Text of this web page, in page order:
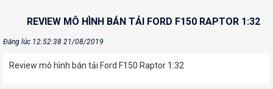
REVIEW MÔ HÌNH BÁN TẢI FORD F150 RAPTOR 1:32
Đăng lúc 12:52:38 21/08/2019
Review mô hình bán tải Ford F150 Raptor 1:32